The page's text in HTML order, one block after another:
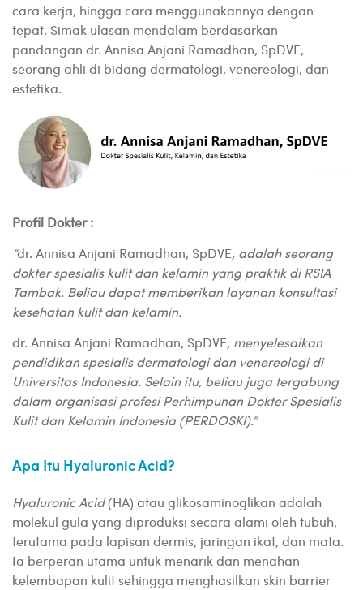
cara kerja, hingga cara menggunakannya dengan
tepat. Simak ulasan mendalam berdasarkan
pandangan dr. Annisa Anjani Ramadhan, SpDVE,
seorang ahli di bidang dermatologi, venereologi, dan
estetika.
Profil Dokter :
“dr. Annisa Anjani Ramadhan, SpDVE, adalah seorang
dokter spesialis kulit dan kelamin yang praktik di RSIA
Tambak. Beliau dapat memberikan layanan konsultasi
kesehatan kulit dan kelamin.
dr. Annisa Anjani Ramadhan, SpDVE, menyelesaikan
pendidikan spesialis dermatologi dan venereologi di
Universitas Indonesia. Selain itu, beliau juga tergabung
dalam organisasi profesi Perhimpunan Dokter Spesialis
Kulit dan Kelamin Indonesia (PERDOSKI).”
Apa Itu Hyaluronic Acid?
Hyaluronic Acid(HA) atau glikosaminoglikan adalah
molekul gula yang diproduksi secara alami oleh tubuh,
terutama pada lapisan dermis, jaringan ikat, dan mata.
Ia berperan utama untuk menarik dan menahan
kelembapan kulit sehingga menghasilkan skin barrier